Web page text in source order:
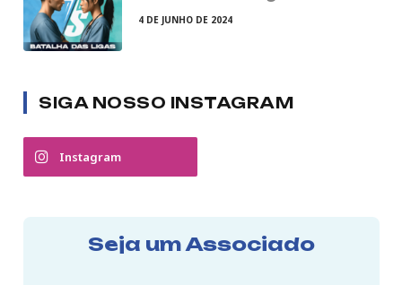
4 DE JUNHO DE 2024
SIGA NOSSO INSTAGRAM
Instagram
Seja um Associado